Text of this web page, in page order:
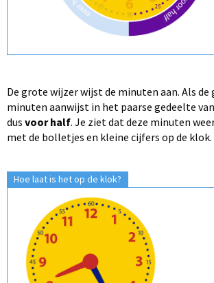
De grote wijzer wijst de minuten aan. Als
minuten aanwijst in het paarse gedeelte
dus voor half. Je ziet dat deze minuten
met de bolletjes en kleine cijfers op de klok.
Hoe laat is het op de klok?